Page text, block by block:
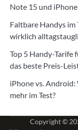
Note 15 und
Faltbare Handys im
wirklich
Top 5 Handy-
das beste Preis-
iPhone vs.
mehr im Test?
Copyright ©